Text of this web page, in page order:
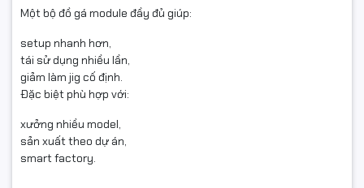
Một bộ đồ gá module đầy đủ giúp:
setup nhanh hơn,
tái sử dụng nhiều lần,
giảm làm jig cố định.
Đặc biệt phù hợp với:
xưởng nhiều model,
sản xuất theo dự án,
smart factory.